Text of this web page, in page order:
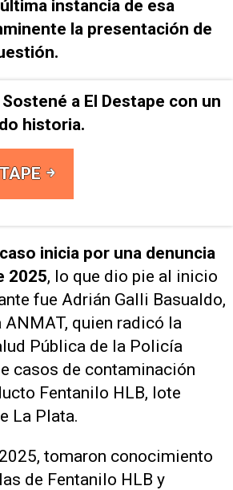
instancia de esa
la presentación de
a El Destape con un
historia.
inicia por una denuncia
2025, lo que dio pie al inicio
fue Adrián Galli Basualdo,
quien radicó la
Pública de la Policía
casos de contaminación
Fentanilo HLB, lote
La Plata.
tomaron conocimiento
de Fentanilo HLB y